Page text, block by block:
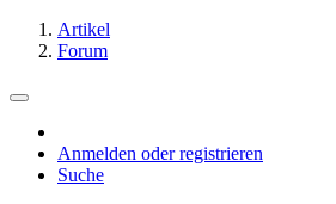
Artikel
Forum
Anmelden oder registrieren
Suche